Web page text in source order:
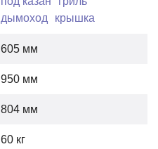
дымоход
крышка
605 мм
950 мм
804 мм
60 кг